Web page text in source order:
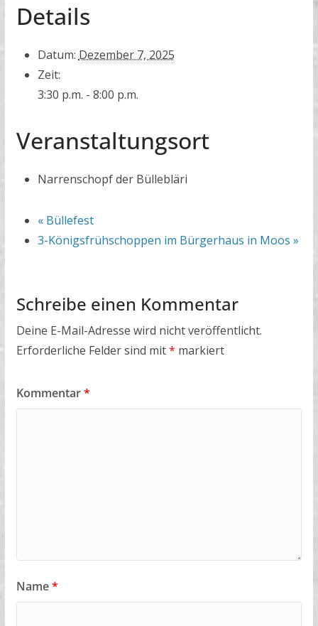
Details
Datum: Dezember 7, 2025
Zeit:
3:30 p.m. - 8:00 p.m.
Veranstaltungsort
Narrenschopf der Büllebläri
«Büllefest
3-Königsfrühschoppen im Bürgerhaus in Moos »
Schreibe einen Kommentar
Deine E-Mail-Adresse wird nicht veröffentlicht.
Erforderliche Felder sind mit* markiert
Kommentar*
Name*